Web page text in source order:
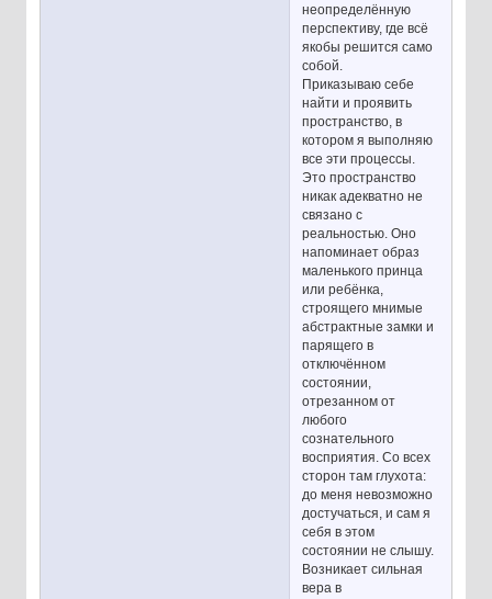
неопределённую
перспективу, где всё
якобы решится само
собой.
Приказываю себе
найти и проявить
пространство, в
котором я выполняю
все эти процессы.
Это пространство
никак адекватно не
связано с
реальностью. Оно
напоминает образ
маленького принца
или ребёнка,
строящего мнимые
абстрактные замки и
парящего в
отключённом
состоянии,
отрезанном от
любого
сознательного
восприятия. Со всех
сторон там глухота:
до меня невозможно
достучаться, и сам я
себя в этом
состоянии не слышу.
Возникает сильная
вера в